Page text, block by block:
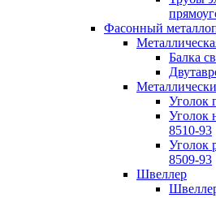
Фасонный
Балка
Уголок
Уголок
8510-93
Уголок
8509-93
Швеллер